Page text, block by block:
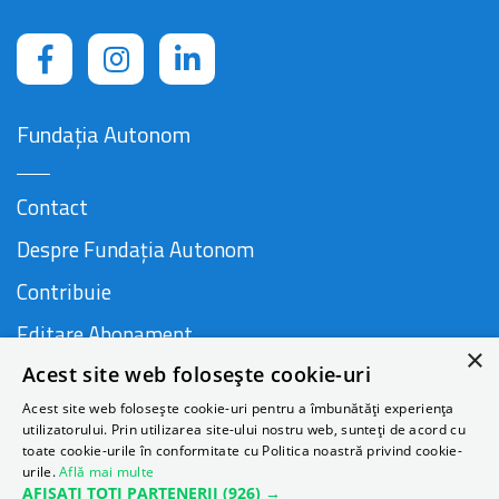
Fundația Autonom
Contact
Despre Fundația Autonom
Contribuie
Editare Abonament
Cauză susținută de
×
Acest site web folosește cookie-uri
Acest site web folosește cookie-uri pentru a îmbunătăți experiența
utilizatorului. Prin utilizarea site-ului nostru web, sunteți de acord cu
toate cookie-urile în conformitate cu Politica noastră privind cookie-
urile.Află mai multe
AFIȘAȚI TOȚI PARTENERII (926) →